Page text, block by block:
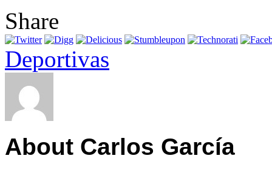
Share
Deportivas
About Carlos García